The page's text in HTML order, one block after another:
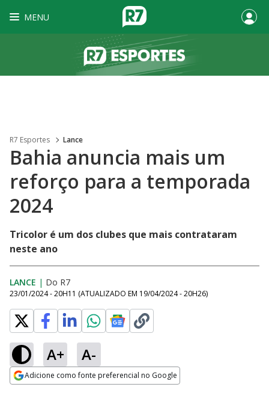
MENU
R7 Esportes Lance
Bahia anuncia mais um
reforço para a temporada
2024
Tricolor é um dos clubes que mais contrataram
neste ano
LANCE | Do R7
23/01/2024 - 20H11 (ATUALIZADO EM 19/04/2024 - 20H26)
A+ A-
Adicione como fonte preferencial no Google